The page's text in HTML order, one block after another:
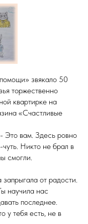
звякало 50
торжественно
квартирке на
«Счастливые
Это вам. Здесь ровно
Никто не брал в
смогли.
от радости.
научила нас
последнее.
у тебя есть, не в